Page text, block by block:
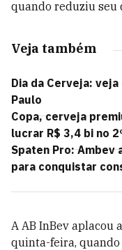
quando reduziu seu
Veja também
Dia da Cerveja:
Paulo
Copa, cerveja
lucrar R$ 3,4 bi no
Spaten Pro: Ambev
para conquistar
A AB InBev aplacou
quinta-feira,